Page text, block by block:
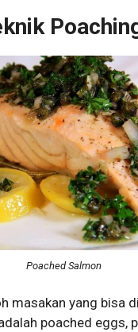
Poached Salmon
masakan yang bisa
poached eggs,